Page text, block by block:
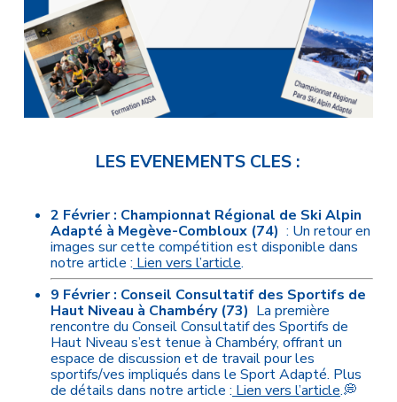
LES EVENEMENTS CLES :
2 Février : Championnat Régional de Ski Alpin
Adapté à Megève-Combloux (74) : Un retour en
images sur cette compétition est disponible dans
notre article : Lien vers l’article.
9 Février : Conseil Consultatif des Sportifs de
Haut Niveau à Chambéry (73) La première
rencontre du Conseil Consultatif des Sportifs de
Haut Niveau s’est tenue à Chambéry, offrant un
espace de discussion et de travail pour les
sportifs/ves impliqués dans le Sport Adapté. Plus
de détails dans notre article : Lien vers l’article.💭